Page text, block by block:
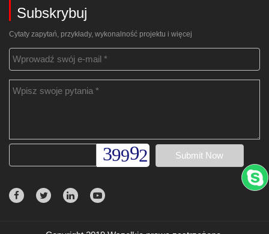
Subskrybuj
Cytaty zapytań, przykłady, wykonalność projektu i więcej